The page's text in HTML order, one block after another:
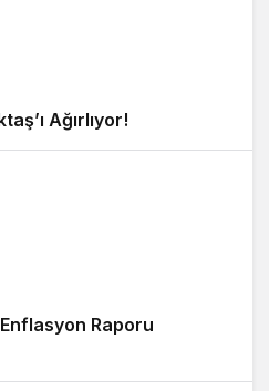
Ağırlıyor!
Raporu